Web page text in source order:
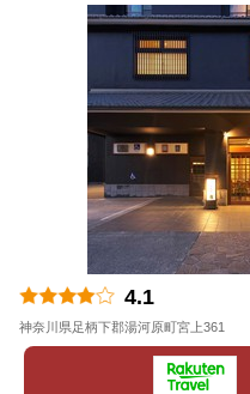
4.1
神奈川県足柄下郡湯河原町宮上361